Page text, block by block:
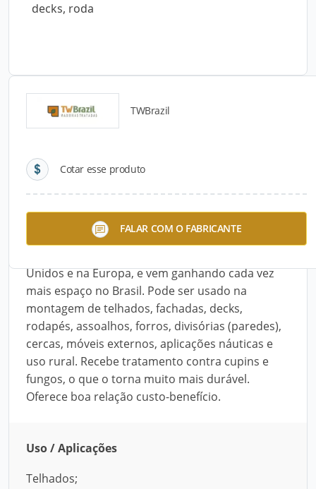
decks, roda
TWBrazil
Cotar esse produto
FALAR COM O FABRICANTE
Detalhes do produto
Descrição do Produto
O Pinus Preservado, também conhecido como
Pinus Tratado, Pinus Autoclavado ou Pinus
Unidos e na Europa, e vem ganhando cada vez
mais espaço no Brasil. Pode ser usado na
montagem de telhados, fachadas, decks,
rodapés, assoalhos, forros, divisórias (paredes),
cercas, móveis externos, aplicações náuticas e
uso rural. Recebe tratamento contra cupins e
fungos, o que o torna muito mais durável.
Oferece boa relação custo-benefício.
Uso / Aplicações
Telhados;